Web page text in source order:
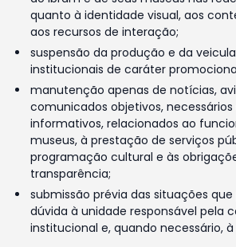
quanto à identidade visual, aos
aos recursos de interação;
suspensão da produção e da
institucionais de caráter
manutenção apenas de notícias,
comunicados objetivos,
informativos, relacionados ao
museus, à prestação de serviços
programação cultural e às
transparência;
submissão prévia das situações
dúvida à unidade responsável pela
institucional e, quando necessário,